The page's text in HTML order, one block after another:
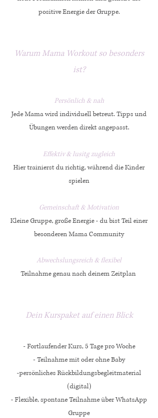
positive Energie der Gruppe.
Warum Mama Workout so besonders
ist?
Persönlich & nah
Jede Mama wird individuell betreut. Tipps und
Übungen werden direkt angepasst.
Effektiv & lusitg zugleich
Hier trainierst du richtig, während die Kinder
spielen
Gemeinschaft & Motivation
Kleine Gruppe, große Energie - du bist Teil einer
besonderen Mama Community
Abwechslungsreich & flexibel
Teilnahme genau nach deinem Zeitplan
Dein Kurspaket auf einen Blick
- Fortlaufender Kurs, 5 Tage pro Woche
- Teilnahme mit oder ohne Baby
-persönliches Rückbildungsbegleitmaterial
(digital)
- Flexible, spontane Teilnahme über WhatsApp
Gruppe